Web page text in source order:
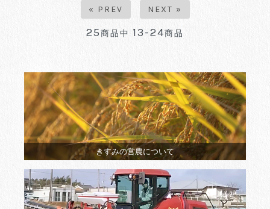
« PREV NEXT »
25商品中 13-24商品
きすみの営農について